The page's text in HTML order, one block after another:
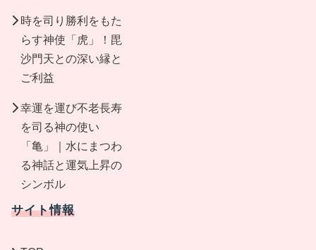
時を司り勝利をもた
らす神使「虎」！毘
沙門天との深い縁と
ご利益
幸運を運び不老長寿
を司る神の使い
「亀」｜水にまつわ
る神話と運気上昇の
シンボル
サイト情報